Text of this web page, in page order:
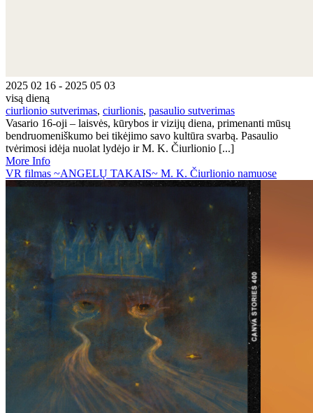
2025 02 16 - 2025 05 03
visą dieną
ciurlionio sutverimas, ciurlionis, pasaulio sutverimas
Vasario 16-oji – laisvės, kūrybos ir vizijų diena, primenanti mūsų
bendruomeniškumo bei tikėjimo savo kultūra svarbą. Pasaulio
tvėrimosi idėja nuolat lydėjo ir M. K. Čiurlionio [...]
More Info
VR filmas ~ANGELŲ TAKAIS~ M. K. Čiurlionio namuose